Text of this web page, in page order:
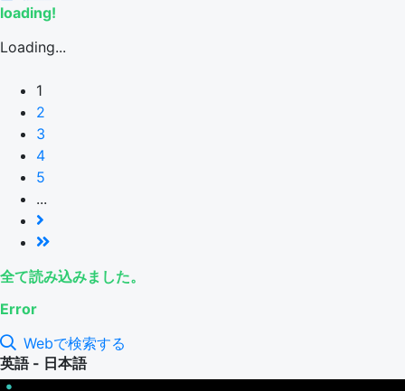
loading!
Loading...
1
2
3
4
5
...
全て読み込みました。
Error
Webで検索する
英語 - 日本語